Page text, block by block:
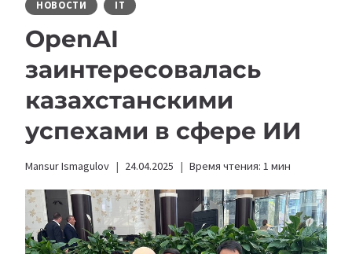
НОВОСТИ IT
OpenAI
заинтересовалась
казахстанскими
успехами в сфере ИИ
Mansur Ismagulov 24.04.2025 Время чтения: 1 мин